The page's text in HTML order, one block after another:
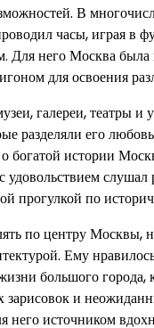
В
часы, играя в
Для него Москва
для освоения
галереи, театры и
разделяли его
богатой истории
удовольствием слушал
прогулкой по
по центру Москвы,
Ему
большого города,
зарисовок и
него источником